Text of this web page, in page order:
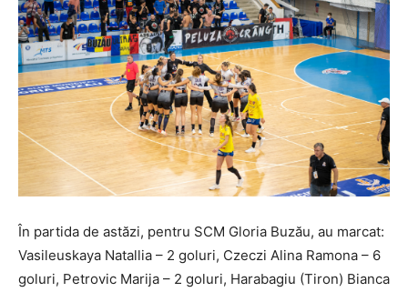
În partida de astăzi, pentru SCM Gloria Buzău, au marcat:
Vasileuskaya Natallia – 2 goluri, Czeczi Alina Ramona – 6
goluri, Petrovic Marija – 2 goluri, Harabagiu (Tiron) Bianca